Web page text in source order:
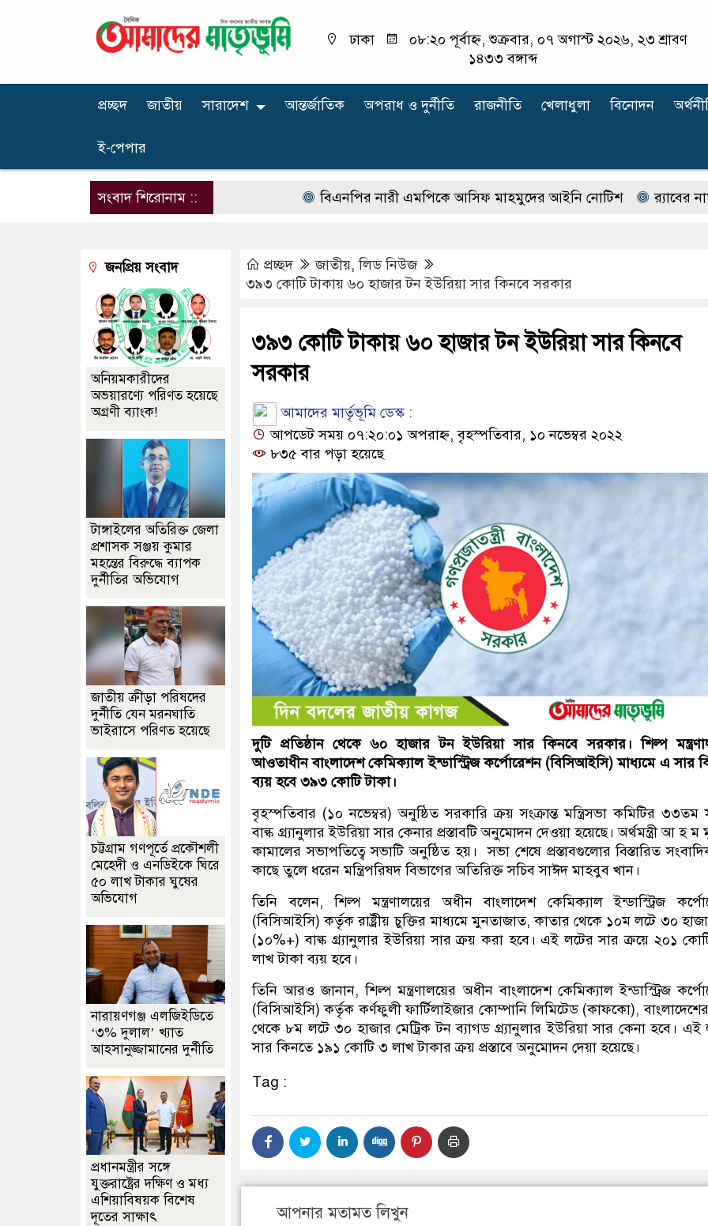
ঢাকা
০৮:২০ পূর্বাহ্ন, শুক্রবার, ০৭ অগাস্ট ২০২৬, ২৩ শ্রাবণ
১৪৩৩ বঙ্গাব্দ
প্রচ্ছদ জাতীয় সারাদেশ আন্তর্জাতিক অপরাধ ‍ও দুর্নীতি রাজনীতি খেলাধুলা বিনোদন
ই-পেপার
সংবাদ শিরোনাম :: বিএনপির নারী এমপিকে আসিফ মাহমুদের আইনি নোটিশ র‍্যাবের নাম
প্রচ্ছদ জাতীয়,লিড নিউজ
৩৯৩ কোটি টাকায় ৬০ হাজার টন ইউরিয়া সার কিনবে সরকার
৩৯৩ কোটি টাকায় ৬০ হাজার টন ইউরিয়া সার কিনবে
সরকার
আমাদের মার্তৃভূমি ডেস্ক :
আপডেট সময় ০৭:২০:০১ অপরাহ্ন, বৃহস্পতিবার, ১০ নভেম্বর ২০২২
৮৩৫ বার পড়া হয়েছে
দুটি প্রতিষ্ঠান থেকে ৬০ হাজার টন ইউরিয়া সার কিনবে সরকার। শিল্প
আওতাধীন বাংলাদেশ কেমিক্যাল ইন্ডাস্ট্রিজ কর্পোরেশন (বিসিআইসি) মাধ্যমে এ সার
ব্যয় হবে ৩৯৩ কোটি টাকা।
বৃহস্পতিবার (১০ নভেম্বর) অনুষ্ঠিত সরকারি ক্রয় সংক্রান্ত মন্ত্রিসভা কমিটির ৩৩তম
বাল্ক গ্র্যানুলার ইউরিয়া সার কেনার প্রস্তাবটি অনুমোদন দেওয়া হয়েছে। অর্থমন্ত্রী আ হ ম
কামালের সভাপতিত্বে সভাটি অনুষ্ঠিত হয়। সভা শেষে প্রস্তাবগুলোর বিস্তারিত
কাছে তুলে ধরেন মন্ত্রিপরিষদ বিভাগের অতিরিক্ত সচিব সাঈদ মাহবুব খান।
তিনি বলেন, শিল্প মন্ত্রণালয়ের অধীন বাংলাদেশ কেমিক্যাল ইন্ডাস্ট্রিজ
(বিসিআইসি) কর্তৃক রাষ্ট্রীয় চুক্তির মাধ্যমে মুনতাজাত, কাতার থেকে ১০ম লটে ৩০
(১০%+) বাল্ক গ্র্যানুলার ইউরিয়া সার ক্রয় করা হবে। এই লটের সার ক্রয়ে ২০১
লাখ টাকা ব্যয় হবে।
তিনি আরও জানান, শিল্প মন্ত্রণালয়ের অধীন বাংলাদেশ কেমিক্যাল ইন্ডাস্ট্রিজ
(বিসিআইসি) কর্তৃক কর্ণফুলী ফার্টিলাইজার কোম্পানি লিমিটেড (কাফকো),
থেকে ৮ম লটে ৩০ হাজার মেট্রিক টন ব্যাগড গ্র্যানুলার ইউরিয়া সার কেনা হবে। এই
সার কিনতে ১৯১ কোটি ৩ লাখ টাকার ক্রয় প্রস্তাবে অনুমোদন দেয়া হয়েছে।
Tag :
আপনার মতামত লিখুন
জনপ্রিয় সংবাদ
অনিয়মকারীদের
অভয়ারণ্যে পরিণত হয়েছে
অগ্রণী ব্যাংক!
টাঙ্গাইলের অতিরিক্ত জেলা
প্রশাসক সঞ্জয় কুমার
মহন্তের বিরুদ্ধে ব্যাপক
দুর্নীতির অভিযোগ
জাতীয় ক্রীড়া পরিষদের
দুর্নীতি যেন মরনঘাতি
ভাইরাসে পরিণত হয়েছে
চট্টগ্রাম গণপূর্তে প্রকৌশলী
মেহেদী ও এনডিইকে ঘিরে
৫০ লাখ টাকার ঘুষের
অভিযোগ
নারায়ণগঞ্জ এলজিইডিতে
‘৩% দুলাল’ খ্যাত
আহসানুজ্জামানের দুর্নীতি
প্রধানমন্ত্রীর সঙ্গে
যুক্তরাষ্ট্রের দক্ষিণ ও মধ্য
এশিয়াবিষয়ক বিশেষ
দূতের সাক্ষাৎ